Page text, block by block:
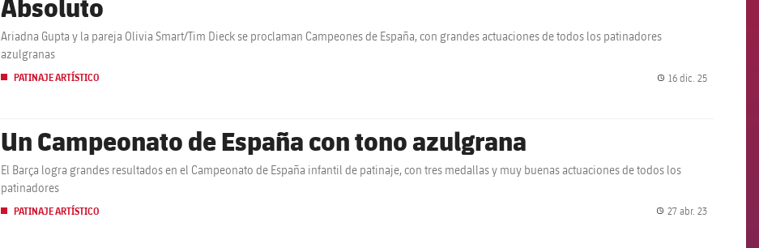
Ariadna Gupta y la pareja Olivia Smart/Tim Dieck se proclaman Campeones de España, con grandes actuaciones de todos los patinadores
azulgranas
PATINAJE ARTÍSTICO 16 dic. 25
Un Campeonato de España con tono azulgrana
El Barça logra grandes resultados en el Campeonato de España infantil de patinaje, con tres medallas y muy buenas actuaciones de todos los
patinadores
PATINAJE ARTÍSTICO 27 abr. 23